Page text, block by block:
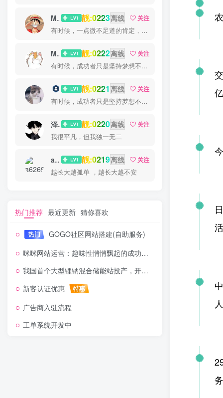
MS-康娃 靓:0223离线
关注
有时候，一点微不足道的肯定，对我却意义非凡
Miss 先生 靓:0222离线
关注
有时候，成功者只是坚持梦想不放弃的人
猫小白 靓:0221 离线
关注
有时候，成功者只是坚持梦想不放弃的人
泽宇 靓:0220离线
关注
我很平凡，但我独一无二
a626911 靓:0219离线
关注
越长大越孤单 ，越长大越不安
热门推荐 最近更新 猜你喜欢
热门
GOGO社区网站搭建(自助服务)
咪咪网站运营：趣味性悄悄飘起的成功风头
我国首个大型锂钠混合储能站投产，开启储能新时代
新客认证优惠
特惠
广告商入驻流程
工单系统开发中